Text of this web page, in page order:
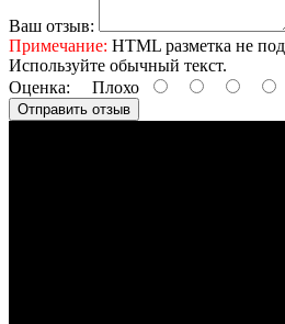
Ваш отзыв:
Примечание: HTML разметка не
Используйте обычный текст.
Оценка: Плохо
Отправить отзыв